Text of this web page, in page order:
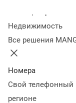
Недвижимость
Все решения
Номера
Свой
регионе
01 октября 2019
Оглавление
Полезный контент
публиковать нечего